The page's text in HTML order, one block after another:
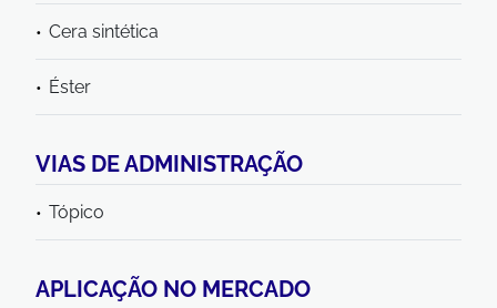
Cera sintética
Éster
VIAS DE ADMINISTRAÇÃO
Tópico
APLICAÇÃO NO MERCADO